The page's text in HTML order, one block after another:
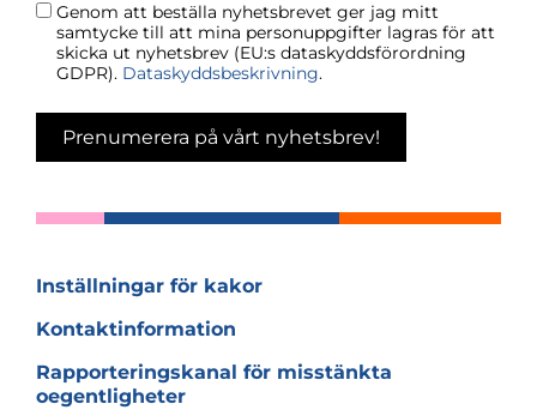
Genom att beställa nyhetsbrevet ger jag mitt
samtycke till att mina personuppgifter lagras för att
skicka ut nyhetsbrev (EU:s dataskyddsförordning
GDPR). Dataskyddsbeskrivning.
Prenumerera på vårt nyhetsbrev!
Inställningar för kakor
Kontaktinformation
Rapporteringskanal för misstänkta
oegentligheter